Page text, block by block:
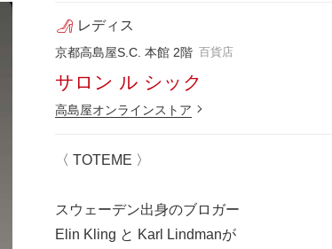
レディス
京都高島屋S.C. 本館 2階 百貨店
サロン ル シック
高島屋オンラインストア
〈 TOTEME 〉
スウェーデン出身のブロガー
Elin Kling と Karl Lindmanが